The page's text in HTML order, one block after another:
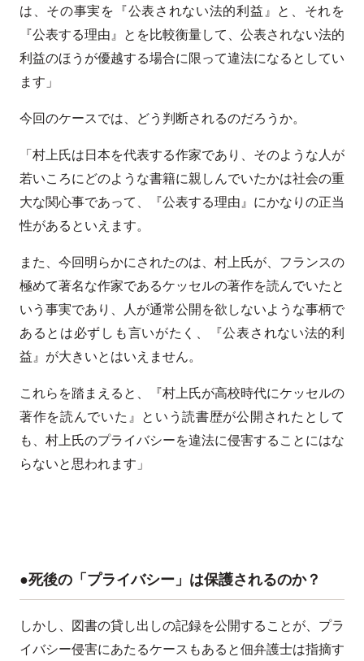
は、その事実を『公表されない法的利益』と、それを
『公表する理由』とを比較衡量して、公表されない法的
利益のほうが優越する場合に限って違法になるとしてい
ます」
今回のケースでは、どう判断されるのだろうか。
「村上氏は日本を代表する作家であり、そのような人が
若いころにどのような書籍に親しんでいたかは社会の重
大な関心事であって、『公表する理由』にかなりの正当
性があるといえます。
また、今回明らかにされたのは、村上氏が、フランスの
極めて著名な作家であるケッセルの著作を読んでいたと
いう事実であり、人が通常公開を欲しないような事柄で
あるとは必ずしも言いがたく、『公表されない法的利
益』が大きいとはいえません。
これらを踏まえると、『村上氏が高校時代にケッセルの
著作を読んでいた』という読書歴が公開されたとして
も、村上氏のプライバシーを違法に侵害することにはな
らないと思われます」
●死後の「プライバシー」は保護されるのか？
しかし、図書の貸し出しの記録を公開することが、プラ
イバシー侵害にあたるケースもあると佃弁護士は指摘す